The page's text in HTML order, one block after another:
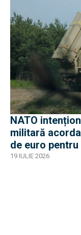
NATO
militară
de euro
19 IULIE 2026